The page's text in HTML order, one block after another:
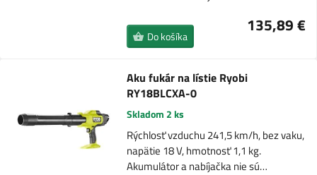
135,89 €
Do košíka
Aku fukár na lístie Ryobi
RY18BLCXA-0
Skladom 2 ks
Rýchlosť vzduchu 241,5 km/h, bez vaku,
napätie 18 V, hmotnosť 1,1 kg.
Akumulátor a nabíjačka nie sú…